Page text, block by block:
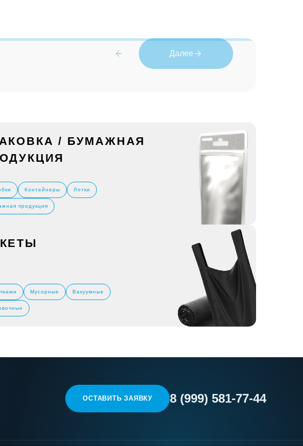
Далее
/ БУМАЖНАЯ
Контейнеры Лотки
продукция
Мусорные Вакуумные
ОСТАВИТЬ ЗАЯВКУ 8 (999) 581-77-44